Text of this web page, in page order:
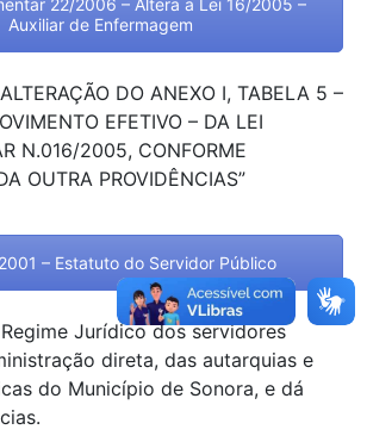
22/2006 – Altera a Lei 16/2005 –
Auxiliar de Enfermagem
DO ANEXO I, TABELA 5 –
EFETIVO – DA LEI
N.016/2005, CONFORME
OUTRA PROVIDÊNCIAS”
– Estatuto do Servidor Público
Jurídico dos servidores
direta, das autarquias e
do Município de Sonora, e dá